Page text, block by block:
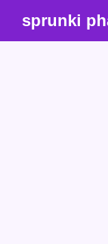
sprunki